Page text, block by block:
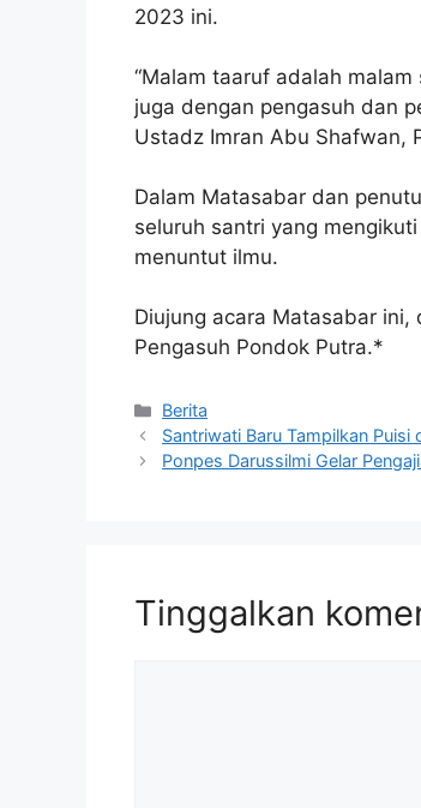
2023 ini.
“Malam taaruf adalah
juga dengan pengasuh dan
Ustadz Imran Abu Shafwan,
Dalam Matasabar dan
seluruh santri yang
menuntut ilmu.
Diujung acara Matasabar ini,
Pengasuh Pondok Putra.*
Berita
Santriwati Baru Tampilkan
Ponpes Darussilmi Gelar
Tinggalkan